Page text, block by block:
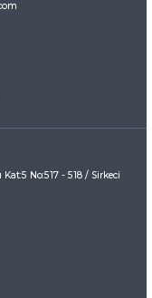
No:517 - 518 / Sirkeci